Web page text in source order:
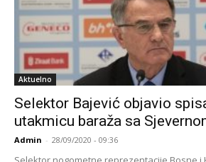
Aktuelno
Selektor Bajević objavio
utakmicu baraža sa
Admin - 28/09/2020 - 09:36